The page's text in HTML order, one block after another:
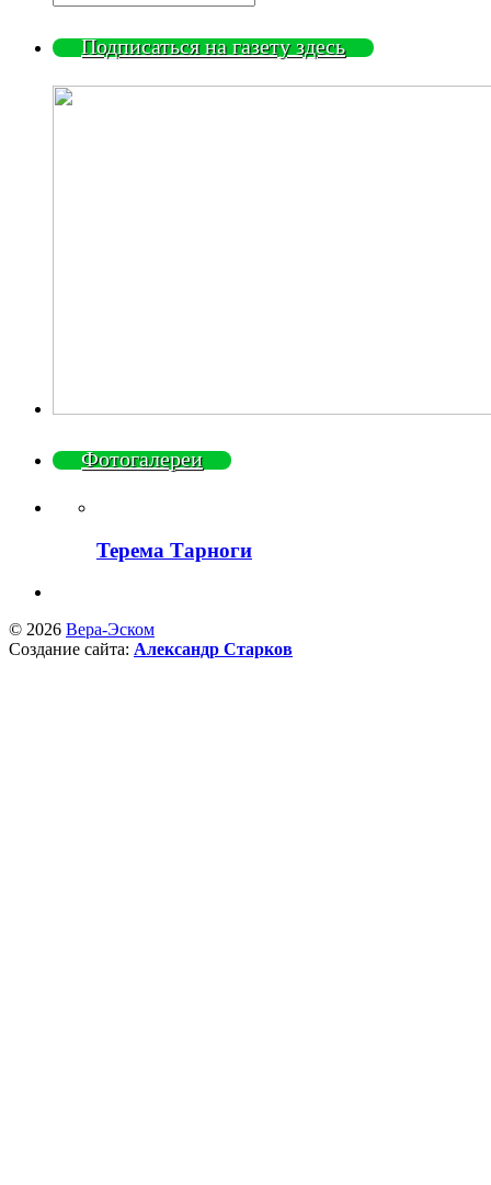
Подписаться на газету здесь
Фотогалереи
Терема Тарноги
© 2026 Вера-Эском
Создание сайта: Александр Старков